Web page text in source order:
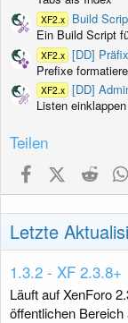
XF2.x
Build
Ein Build Script
XF2.x [DD]
Prefixe
XF2.x [DD]
Listen
Teilen
FacebookX (Twitter)
Reddit
Letzte
1.3.2 - XF 2.3.8+
Läuft auf XenForo
öffentlichen Bereich